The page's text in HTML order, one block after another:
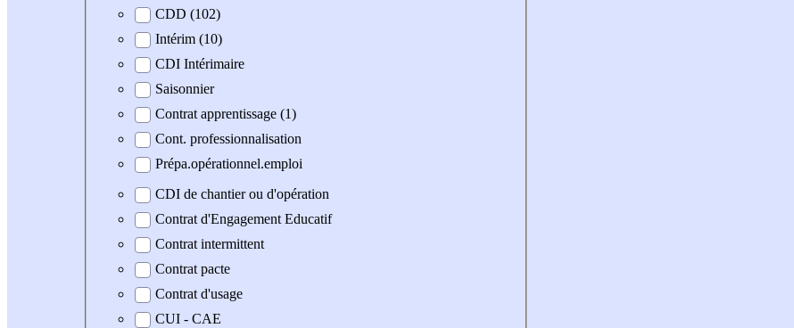
CDD (102)
Intérim (10)
CDI Intérimaire
Saisonnier
Contrat apprentissage (1)
Cont. professionnalisation
Prépa.opérationnel.emploi
CDI de chantier ou d'opération
Contrat d'Engagement Educatif
Contrat intermittent
Contrat pacte
Contrat d'usage
CUI - CAE